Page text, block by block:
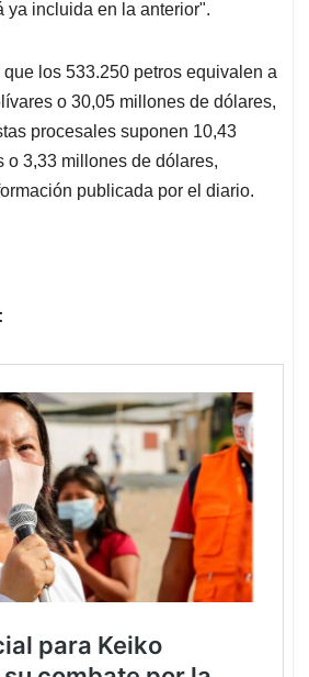
ya incluida en la anterior".
los 533.250 petros equivalen a
o 30,05 millones de dólares,
procesales suponen 10,43
o 3,33 millones de dólares,
publicada por el diario.